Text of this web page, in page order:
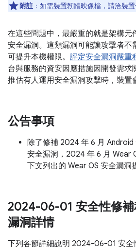
附註 ：如需裝置韌體映像檔，請洽裝置
在這些問題中，最嚴重的就是架構元
安全漏洞。這類漏洞可能讓攻擊者不
可提升本機權限。 評定安全漏洞嚴重
台與服務的資安因應措施因開發需求
推估有人運用安全漏洞攻擊時，裝置
公告事項
除了修補 2024 年 6 月
安全漏洞，2024 年 6 月 Wear
下文列出的 Wear OS 安全漏洞
2024-06-01 安全性修
漏洞詳情
下列各節詳細說明 2024-06-01 安全